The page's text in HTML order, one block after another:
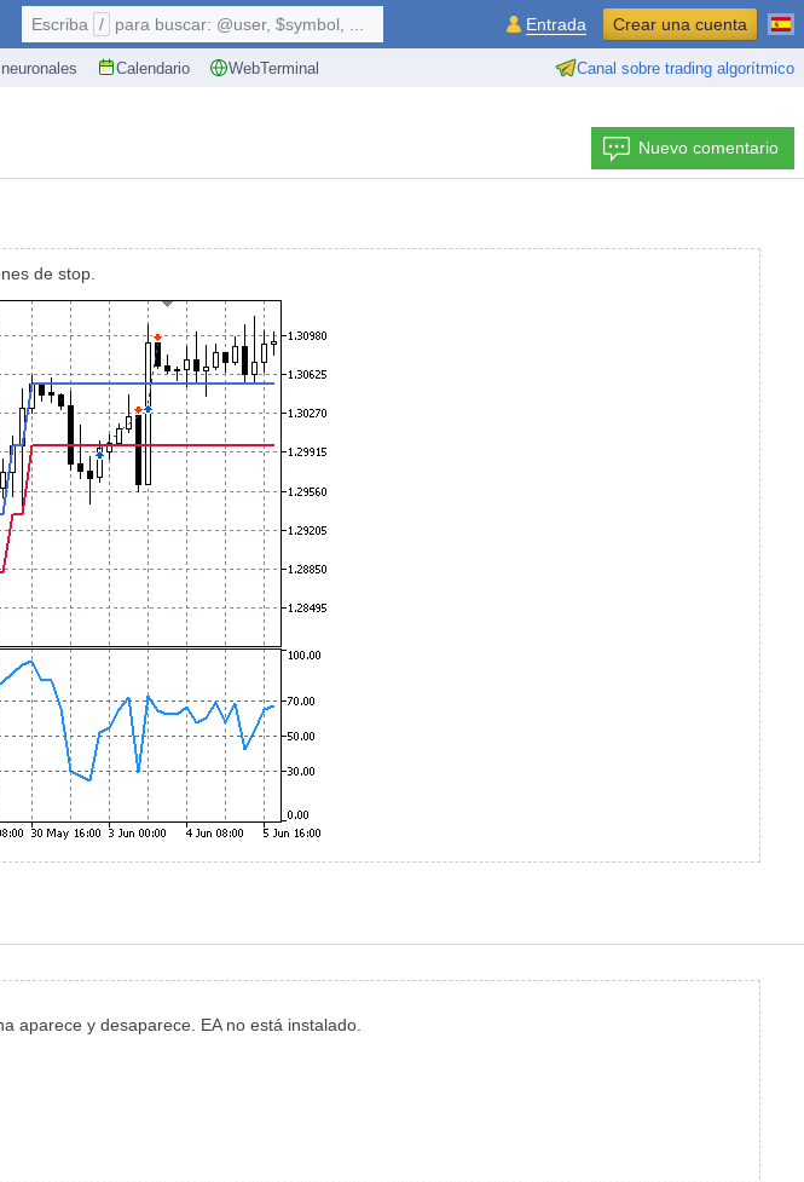
Calendario WebTerminal Canal sobre trading algorítmico
Escriba / para buscar: @user, $symbol, ... Entrada Crear una cuenta
Nuevo comentario
de stop.
aparece y desaparece. EA no está instalado.